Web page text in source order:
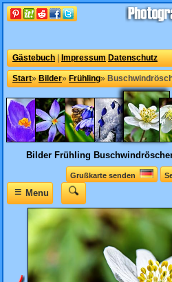
Gästebuch Impressum Datenschutz
Start» Bilder» Frühling»
Bilder Frühling
Grußkarte senden
≡Menu